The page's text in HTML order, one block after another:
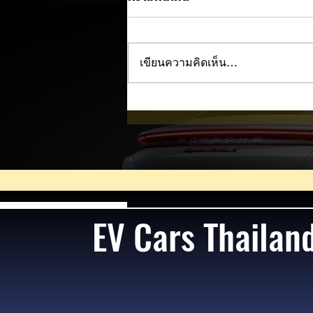
รัฐบาลเคาะเงินกู้ 2 แสนล้าน ปู
พรมเปลี่ยนผ่านพลังงาน เร่ง
แปลงรถสาธารณะเป็น EV คว
แจก 5 หมื่นดัน โซลาร์รูฟท็อป
เขียนความคิดเห็น…
EV Cars